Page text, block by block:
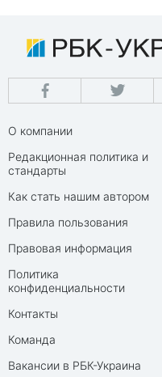
О компании
Редакционная политика и
стандарты
Как стать нашим автором
Правила пользования
Правовая информация
Политика
конфиденциальности
Контакты
Команда
Вакансии в РБК-Украина